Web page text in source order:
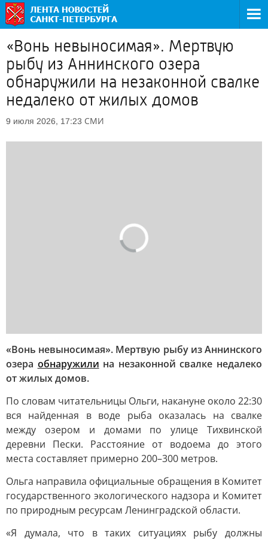
«Вонь невыносимая». Мертвую
рыбу из Аннинского озера
обнаружили на незаконной свалке
недалеко от жилых домов
9 июля 2026, 17:23 СМИ
«Вонь невыносимая». Мертвую рыбу из Аннинского
озера обнаружили на незаконной свалке недалеко
от жилых домов.
По словам читательницы Ольги, накануне около 22:30
вся найденная в воде рыба оказалась на свалке
между озером и домами по улице Тихвинской
деревни Пески. Расстояние от водоема до этого
места составляет примерно 200–300 метров.
Ольга направила официальные обращения в Комитет
государственного экологического надзора и Комитет
по природным ресурсам Ленинградской области.
«Я думала, что в таких ситуациях рыбу должны